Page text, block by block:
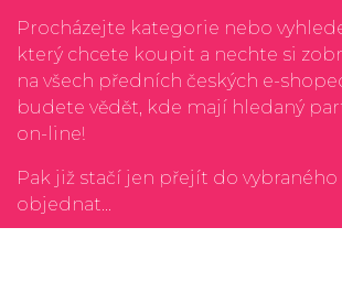
Procházejte kategorie nebo
který chcete koupit a nechte si
na všech předních českých e-
budete vědět, kde mají hledaný
on-line!
Pak již stačí jen přejít do vybraného
objednat...